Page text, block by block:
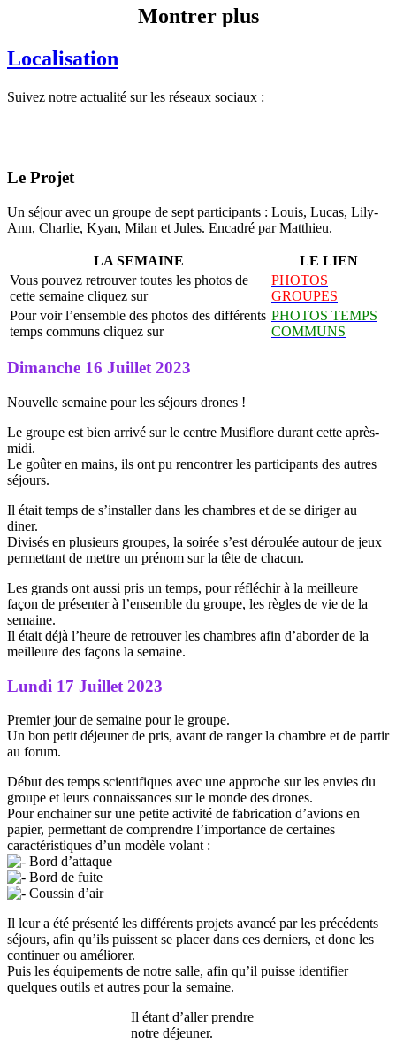
Montrer plus
Localisation
Suivez notre actualité sur les réseaux sociaux :
Le Projet
Un séjour avec un groupe de sept participants : Louis, Lucas, Lily-
Ann, Charlie, Kyan, Milan et Jules. Encadré par Matthieu.
LA SEMAINE
LE LIEN
Vous pouvez retrouver toutes les photos de
cette semaine cliquez sur
PHOTOS
GROUPES
Pour voir l’ensemble des photos des différents
temps communs cliquez sur
PHOTOS TEMPS
COMMUNS
Dimanche 16 Juillet 2023
Nouvelle semaine pour les séjours drones !
Le groupe est bien arrivé sur le centre Musiflore durant cette après-
midi.
Le goûter en mains, ils ont pu rencontrer les participants des autres
séjours.
Il était temps de s’installer dans les chambres et de se diriger au
diner.
Divisés en plusieurs groupes, la soirée s’est déroulée autour de jeux
permettant de mettre un prénom sur la tête de chacun.
Les grands ont aussi pris un temps, pour réfléchir à la meilleure
façon de présenter à l’ensemble du groupe, les règles de vie de la
semaine.
Il était déjà l’heure de retrouver les chambres afin d’aborder de la
meilleure des façons la semaine.
Lundi 17 Juillet 2023
Premier jour de semaine pour le groupe.
Un bon petit déjeuner de pris, avant de ranger la chambre et de partir
au forum.
Début des temps scientifiques avec une approche sur les envies du
groupe et leurs connaissances sur le monde des drones.
Pour enchainer sur une petite activité de fabrication d’avions en
papier, permettant de comprendre l’importance de certaines
caractéristiques d’un modèle volant :
Bord d’attaque
Bord de fuite
Coussin d’air
Il leur a été présenté les différents projets avancé par les précédents
séjours, afin qu’ils puissent se placer dans ces derniers, et donc les
continuer ou améliorer.
Puis les équipements de notre salle, afin qu’il puisse identifier
quelques outils et autres pour la semaine.
Il étant d’aller prendre
notre déjeuner.